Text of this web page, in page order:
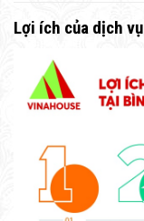
Lợi ích của dịch